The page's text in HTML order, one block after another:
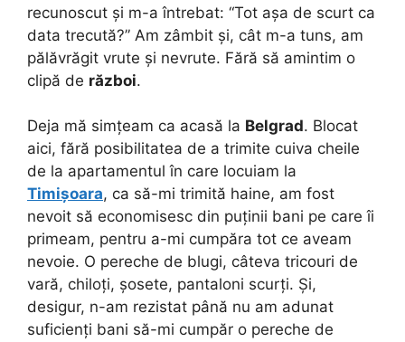
recunoscut și m-a întrebat: “Tot așa de scurt ca
data trecută?” Am zâmbit și, cât m-a tuns, am
pălăvrăgit vrute și nevrute. Fără să amintim o
clipă de război.
Deja mă simțeam ca acasă la Belgrad. Blocat
aici, fără posibilitatea de a trimite cuiva cheile
de la apartamentul în care locuiam la
Timișoara, ca să-mi trimită haine, am fost
nevoit să economisesc din puținii bani pe care îi
primeam, pentru a-mi cumpăra tot ce aveam
nevoie. O pereche de blugi, câteva tricouri de
vară, chiloți, șosete, pantaloni scurți. Și,
desigur, n-am rezistat până nu am adunat
suficienți bani să-mi cumpăr o pereche de